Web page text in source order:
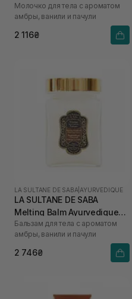
Молочко для тела с ароматом
амбры, ванили и пачули
2 116₴
LA SULTANE DE SABA AYURVEDIQUE
LA SULTANE DE SABA
Melting Balm Ayurvedique
300 мл
Бальзам для тела с ароматом
амбры, ванили и пачули
2 746₴